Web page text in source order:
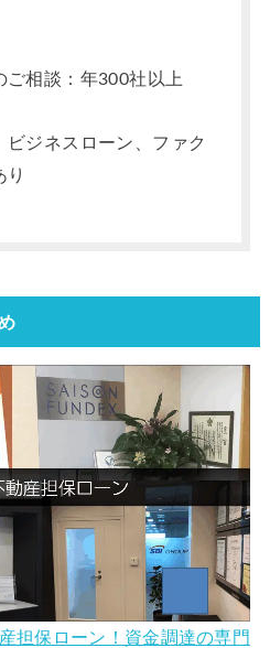
ご相談：年300社以上
ビジネスローン、ファク
り
担保ローン！資金調達の専門